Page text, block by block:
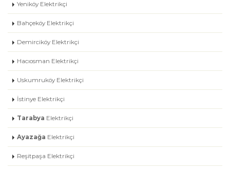
Yeniköy Elektrikçi
Bahçeköy Elektrikçi
Demirciköy Elektrikçi
Hacıosman Elektrikçi
Uskumruköy Elektrikçi
İstinye Elektrikçi
Tarabya Elektrikçi
Ayazağa Elektrikçi
Reşitpaşa Elektrikçi